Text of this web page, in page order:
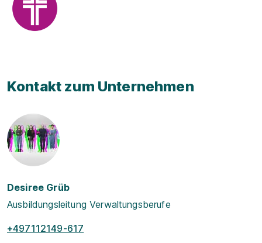
Kontakt zum Unternehmen
Desiree Grüb
Ausbildungsleitung Verwaltungsberufe
+497112149-617